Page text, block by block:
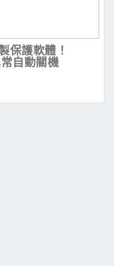
保護軟體！
自動關機